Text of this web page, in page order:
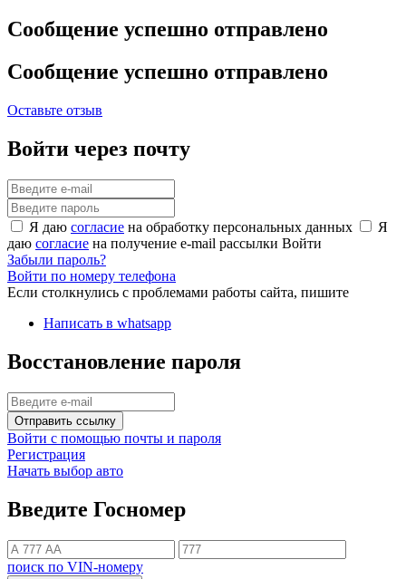
Сообщение успешно отправлено
Сообщение успешно отправлено
Оставьте отзыв
Войти через почту
Я даю согласие на обработку персональных данных
Я
даю согласие на получение e-mail рассылки Войти
Забыли пароль?
Войти по номеру телефона
Если столкнулись с проблемами работы сайта, пишите
Написать в whatsapp
Восстановление пароля
Отправить ссылку
Войти с помощью почты и пароля
Регистрация
Начать выбор авто
Введите Госномер
поиск по VIN-номеру